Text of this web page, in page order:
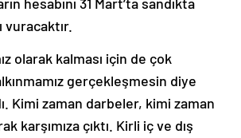
olarak kalması için de çok
gerçekleşmesin diye
Kimi zaman darbeler, kimi zaman
çıktı. Kirli iç ve dış